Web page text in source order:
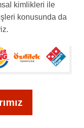
kimlikleri ile
konusunda da